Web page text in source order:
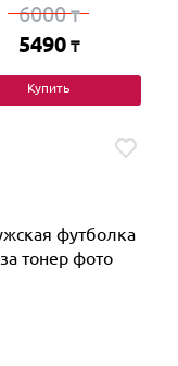
6000₸
5490 ₸
Купить